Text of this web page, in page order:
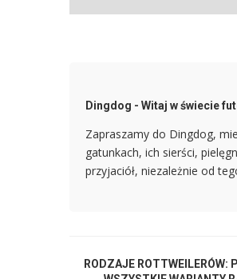
Dingdog - Witaj w świecie
Zapraszamy do Dingdog,
gatunkach, ich sierści,
przyjaciół, niezależnie od
RODZAJE ROTTWEILERÓW: